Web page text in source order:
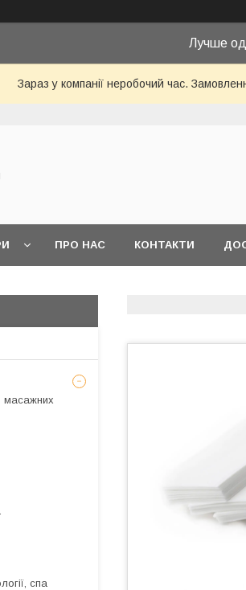
Лучше
Зараз у компанії неробочий час.
ПРО НАС КОНТАКТИ
масажних
спа